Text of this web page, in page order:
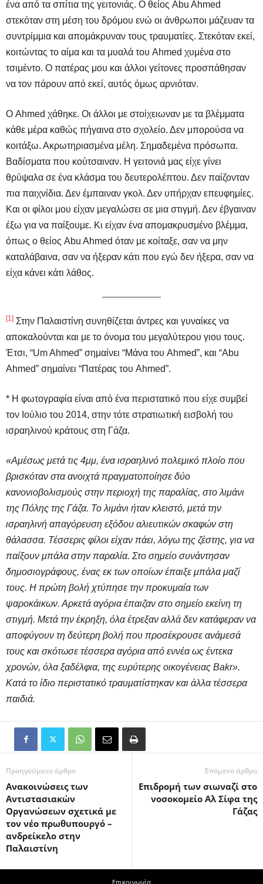
ένα από τα σπίτια της γειτονιάς. Ο θείος Abu Ahmed
στεκόταν στη μέση του δρόμου ενώ οι άνθρωποι μάζευαν τα
συντρίμμια και απομάκρυναν τους τραυματίες. Στεκόταν εκεί,
κοιτώντας το αίμα και τα μυαλά του Ahmed χυμένα στο
τσιμέντο. Ο πατέρας μου και άλλοι γείτονες προσπάθησαν
να τον πάρουν από εκεί, αυτός όμως αρνιόταν.
Ο Ahmed χάθηκε. Οι άλλοι με στοίχειωναν με τα βλέμματα
κάθε μέρα καθώς πήγαινα στο σχολείο. Δεν μπορούσα να
κοιτάξω. Ακρωτηριασμένα μέλη. Σημαδεμένα πρόσωπα.
Βαδίσματα που κούτσαιναν. Η γειτονιά μας είχε γίνει
θρύψαλα σε ένα κλάσμα του δευτερολέπτου. Δεν παίζονταν
πια παιχνίδια. Δεν έμπαιναν γκολ. Δεν υπήρχαν επευφημίες.
Και οι φίλοι μου είχαν μεγαλώσει σε μια στιγμή. Δεν έβγαιναν
έξω για να παίξουμε. Κι είχαν ένα απομακρυσμένο βλέμμα,
όπως ο θείος Abu Ahmed όταν με κοίταξε, σαν να μην
καταλάβαινα, σαν να ήξεραν κάτι που εγώ δεν ήξερα, σαν να
είχα κάνει κάτι λάθος.
[1] Στην Παλαιστίνη συνηθίζεται άντρες και γυναίκες να
αποκαλούνται και με το όνομα του μεγαλύτερου γιου τους.
Έτσι, “Um Ahmed” σημαίνει “Μάνα του Ahmed”, και “Abu
Ahmed” σημαίνει “Πατέρας του Ahmed”.
* Η φωτογραφία είναι από ένα περιστατικό που είχε συμβεί
τον Ιούλιο του 2014, στην τότε στρατιωτική εισβολή του
ισραηλινού κράτους στη Γάζα.
«Αμέσως μετά τις 4μμ, ένα ισραηλινό πολεμικό πλοίο που
βρισκόταν στα ανοιχτά πραγματοποίησε δύο
κανονιοβολισμούς στην περιοχή της παραλίας, στο λιμάνι
της Πόλης της Γάζα. Το λιμάνι ήταν κλειστό, μετά την
ισραηλινή απαγόρευση εξόδου αλιευτικών σκαφών στη
θάλασσα. Τέσσερις φίλοι είχαν πάει, λόγω της ζέστης, για να
παίξουν μπάλα στην παραλία. Στο σημείο συνάντησαν
δημοσιογράφους, ένας εκ των οποίων έπαιξε μπάλα μαζί
τους. Η πρώτη βολή χτύπησε την προκυμαία των
ψαροκάικων. Αρκετά αγόρια έπαιζαν στο σημείο εκείνη τη
στιγμή. Μετά την έκρηξη, όλα έτρεξαν αλλά δεν κατάφεραν να
αποφύγουν τη δεύτερη βολή που προσέκρουσε ανάμεσά
τους και σκότωσε τέσσερα αγόρια από εννέα ως έντεκα
χρονών, όλα ξαδέλφια, της ευρύτερης οικογένειας Bakr».
Κατά το ίδιο περιστατικό τραυματίστηκαν και άλλα τέσσερα
παιδιά.
Προηγούμενο άρθρο
Ανακοινώσεις των
Αντιστασιακών
Οργανώσεων σχετικά με
τον νέο πρωθυπουργό –
ανδρείκελο στην
Παλαιστίνη
Επόμενο άρθρο
Επιδρομή των σιωναζί στο
νοσοκομείο Αλ Σίφα της
Γάζας
Επικοινωνία